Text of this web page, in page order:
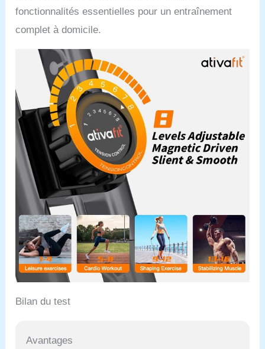
fonctionnalités essentielles pour un entraînement
complet à domicile.
Bilan du test
Avantages